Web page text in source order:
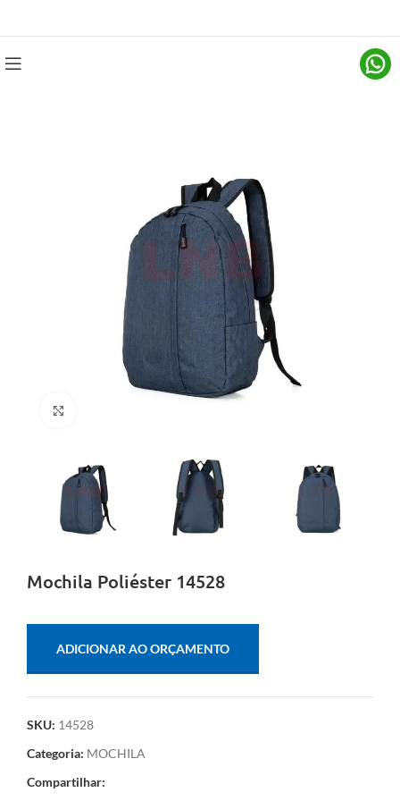
Mochila Poliéster 14528
ADICIONAR AO ORÇAMENTO
SKU: 14528
Categoria: MOCHILA
Compartilhar: